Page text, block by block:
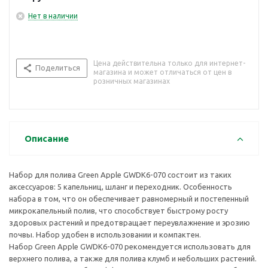
Нет в наличии
Поделиться
Цена действительна только для интернет-
магазина и может отличаться от цен в
розничных магазинах
Описание
Набор для полива Green Apple GWDK6-070 состоит из таких
аксессуаров: 5 капельниц, шланг и переходник. Особенность
набора в том, что он обеспечивает равномерный и постепенный
микрокапельный полив, что способствует быстрому росту
здоровых растений и предотвращает переувлажнение и эрозию
почвы. Набор удобен в использовании и компактен.
Набор Green Apple GWDK6-070 рекомендуется использовать для
верхнего полива, а также для полива клумб и небольших растений.